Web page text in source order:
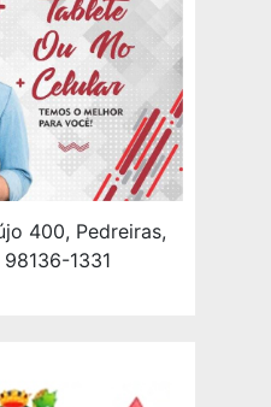
400, Pedreiras,
1331